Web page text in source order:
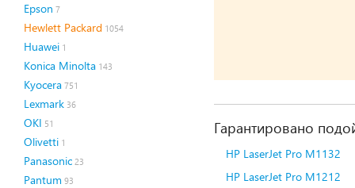
Epson 7
Hewlett Packard 1054
Huawei 1
Konica Minolta 143
Kyocera 751
Lexmark 36
OKI 51
Olivetti 1
Panasonic 23
Pantum 93
Гарантировано
HP LaserJet Pro M1132
HP LaserJet Pro M1212